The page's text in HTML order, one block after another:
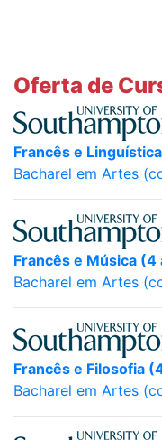
Oferta de
Francês e
Bacharel em Artes
Francês e Música (4
Bacharel em Artes
Francês e Filosofia
Bacharel em Artes